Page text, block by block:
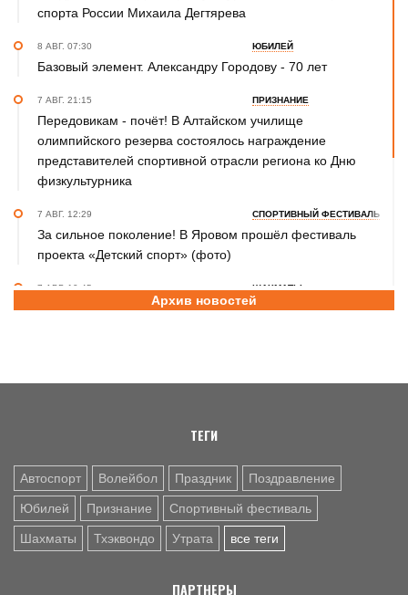
спорта России Михаила Дегтярева
8 АВГ. 07:30 ЮБИЛЕЙ
Базовый элемент. Александру Городову - 70 лет
7 АВГ. 21:15 ПРИЗНАНИЕ
Передовикам - почёт! В Алтайском училище
олимпийского резерва состоялось награждение
представителей спортивной отрасли региона ко Дню
физкультурника
7 АВГ. 12:29 СПОРТИВНЫЙ ФЕСТИВАЛЬ
За сильное поколение! В Яровом прошёл фестиваль
проекта «Детский спорт» (фото)
7 АВГ. 10:45 ШАХМАТЫ
Партия длиною в жизнь: шахматный тренер Надежда
Никита Дёмин - победитель и серебряный, Анастасия
Архив новостей
ТЕГИ
Автоспорт Волейбол Праздник Поздравление
Юбилей Признание Спортивный фестиваль
Шахматы Тхэквондо Утрата все теги
ПАРТНЕРЫ